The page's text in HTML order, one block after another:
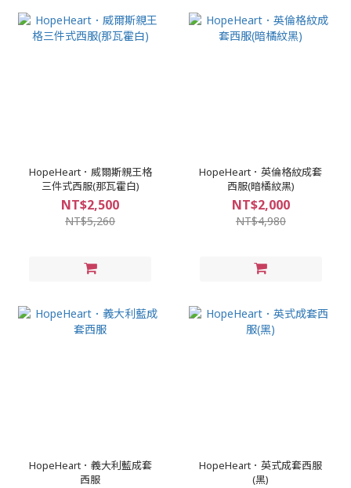
HopeHeart．威爾斯親王格
三件式西服(那瓦霍白)
NT$2,500
NT$5,260
HopeHeart．英倫格紋成套
西服(暗橘紋黑)
NT$2,000
NT$4,980
HopeHeart．義大利藍成套
西服
HopeHeart．英式成套西服
(黑)